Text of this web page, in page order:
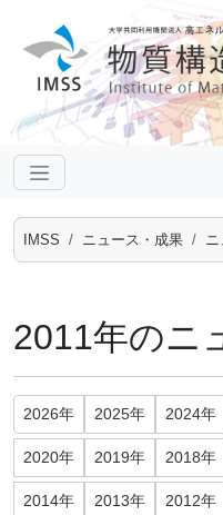
IMSS ニュース・成果
2011年のニ
2026年 2025年 2024年
2020年 2019年 2018年
2014年 2013年 2012年